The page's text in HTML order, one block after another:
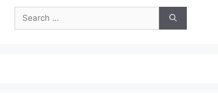
Search
for: